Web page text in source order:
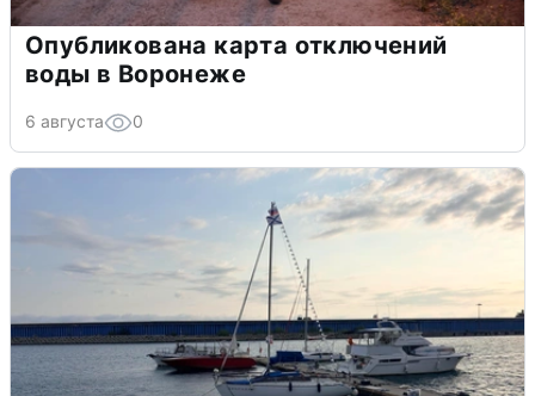
Опубликована карта отключений
воды в Воронеже
6 августа 0